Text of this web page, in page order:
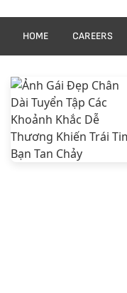
HOME CAREERS